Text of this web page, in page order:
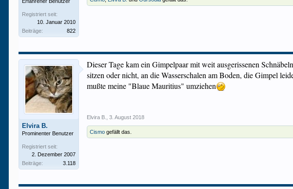
Registriert seit:
10. Januar 2010
Beiträge:
822
Elvira B.
Prominenter Benutzer
Registriert seit:
2. Dezember 2007
Beiträge:
3.118
Dieser Tage kam ein Gimpelpaar mit weit ausgerissenen
sitzen oder nicht, an die Wasserschalen am Boden, die Gimpel
mußte meine "Blaue Mauritius" umziehen
Elvira B. 3. August 2018
Cismo gefällt das.